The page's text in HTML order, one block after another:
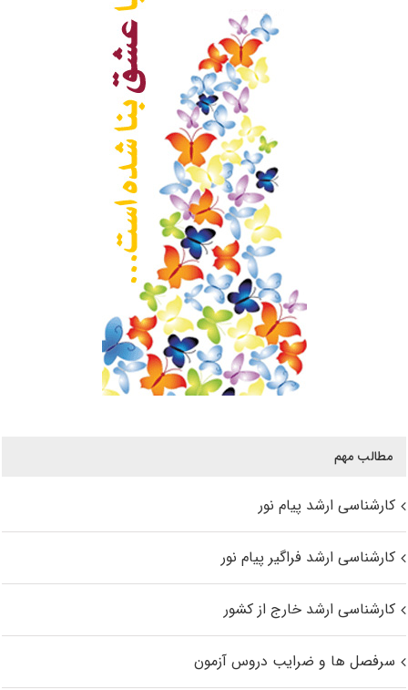
مطالب مهم
کارشناسی ارشد پیام نور
کارشناسی ارشد فراگیر پیام نور
کارشناسی ارشد خارج از کشور
سرفصل ها و ضرایب دروس آزمون